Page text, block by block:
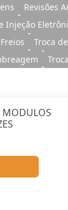
Revisões
Injeção
Troca
MODULOS